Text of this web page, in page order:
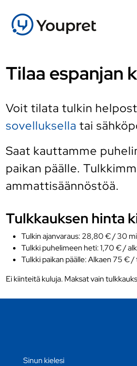
Tilaa espanjan
Voit tilata tulkin
sovelluksella tai
Saat kauttamme
paikan päälle.
ammattisäännöstöä.
Tulkkauksen hinta
Tulkin ajanvaraus: 28,80 € / 30
Tulkki puhelimeen heti: 1,70 € /
Tulkki paikan päälle: Alkaen 75 €
Ei kiinteitä kuluja. Maksat vain
Sinun kielesi